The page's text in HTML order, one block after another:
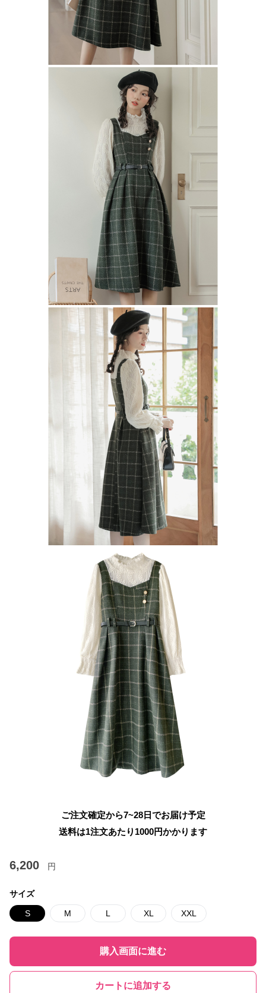
ご注文確定から7~28日でお届け予定
送料は1注文あたり 1000円かかります
6,200 円
サイズ
S M L XL XXL
購入画面に進む
カートに追加する